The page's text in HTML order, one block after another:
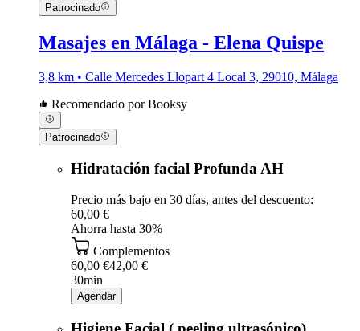
Patrocinado
Masajes en Málaga - Elena Quispe
3,8 km • Calle Mercedes Llopart 4 Local 3, 29010, Málaga
Recomendado por Booksy
Patrocinado
Hidratación facial Profunda AH
Precio más bajo en 30 días, antes del descuento:
60,00 €
Ahorra hasta 30%
Complementos
60,00 €42,00 €
30min
Agendar